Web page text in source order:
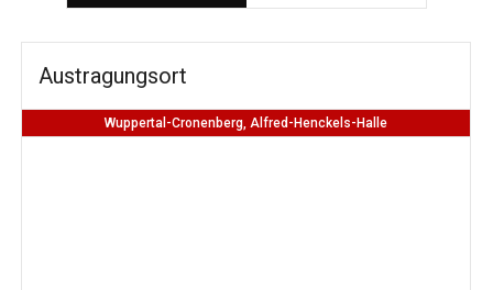
Austragungsort
Wuppertal-Cronenberg, Alfred-Henckels-Halle